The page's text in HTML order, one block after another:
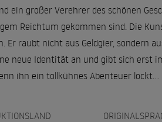
ein großer Verehrer des schönen
Reichtum gekommen sind. Die
Er raubt nicht aus Geldgier, sondern
neue Identität an und gibt sich erst
ihn ein tollkühnes Abenteuer lockt...